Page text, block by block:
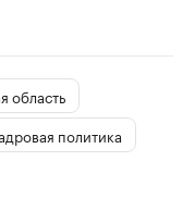
область
политика